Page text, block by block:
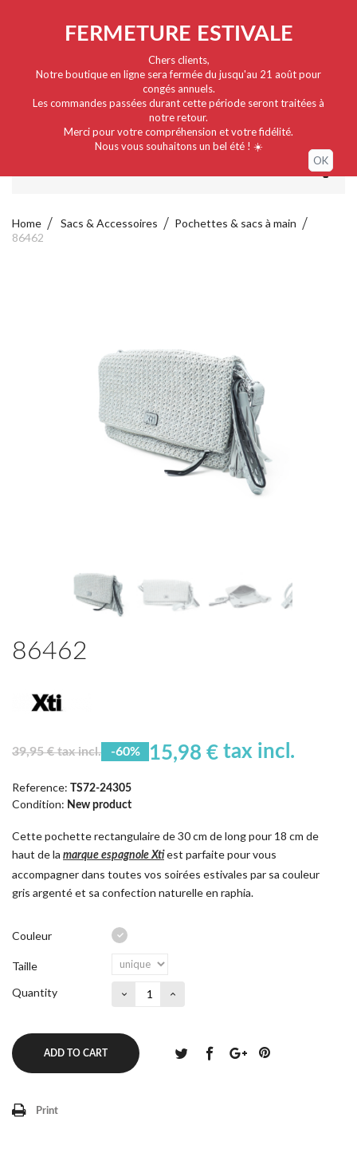
FERMETURE ESTIVALE
Chers clients,
Notre boutique en ligne sera fermée du jusqu'au 21 août pour
congés annuels.
Les commandes passées durant cette période seront traitées à
notre retour.
Merci pour votre compréhension et votre fidélité.
Nous vous souhaitons un bel été ! ☀️
OK
Home Sacs & Accessoires
Pochettes & sacs à main
86462
86462
39,95 € tax incl. -60% 15,98 € tax incl.
Reference: TS72-24305
Condition: New product
Cette pochette rectangulaire de 30 cm de long pour 18 cm de
haut de la marque espagnole Xtiest parfaite pour vous
accompagner dans toutes vos soirées estivales par sa couleur
gris argenté et sa confection naturelle en raphia.
Couleur
Taille
Quantity
ADD TO CART
Print